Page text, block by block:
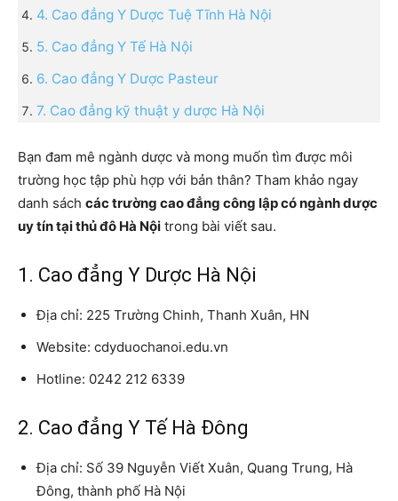
4. Cao đẳng Y Dược Tuệ Tĩnh Hà Nội
5. Cao đẳng Y Tế Hà Nội
6. Cao đẳng Y Dược Pasteur
7. Cao đẳng kỹ thuật y dược Hà Nội
Bạn đam mê ngành dược và mong muốn tìm được môi
trường học tập phù hợp với bản thân? Tham khảo ngay
danh sách các trường cao đẳng công lập có ngành dược
uy tín tại thủ đô Hà Nội trong bài viết sau.
1. Cao đẳng Y Dược Hà Nội
Địa chỉ: 225 Trường Chinh, Thanh Xuân, HN
Website: cdyduochanoi.edu.vn
Hotline: 0242 212 6339
2. Cao đẳng Y Tế Hà Đông
Địa chỉ: Số 39 Nguyễn Viết Xuân, Quang Trung, Hà
Đông, thành phố Hà Nội